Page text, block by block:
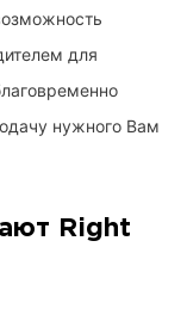
для
нужного Вам
Right